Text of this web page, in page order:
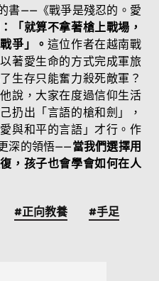
書——《戰爭是殘忍的。愛
：「就算不拿著槍上戰場，
爭」。 這位作者在越南戰
著愛生命的方式完成軍旅
生存只能奮力殺死敵軍？
說，大家在度過信仰生活
扔出「言語的槍和劍」，
與和平的言語」才行。作
深的領悟——當我們選擇用
，孩子也會學會如何在人
#正向教養 #手足